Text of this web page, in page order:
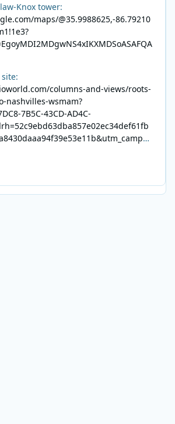
Knox tower:
maps/@35.9988625,-86.79210
columns-and-views/roots-
nashvilles-wsmam?
7B5C-43CD-AD4C-